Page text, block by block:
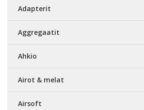
Adapterit
Aggregaatit
Ahkio
Airot & melat
Airsoft